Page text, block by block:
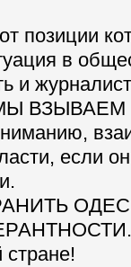
в
и
ВЗЫВАЕМ
если
стране!